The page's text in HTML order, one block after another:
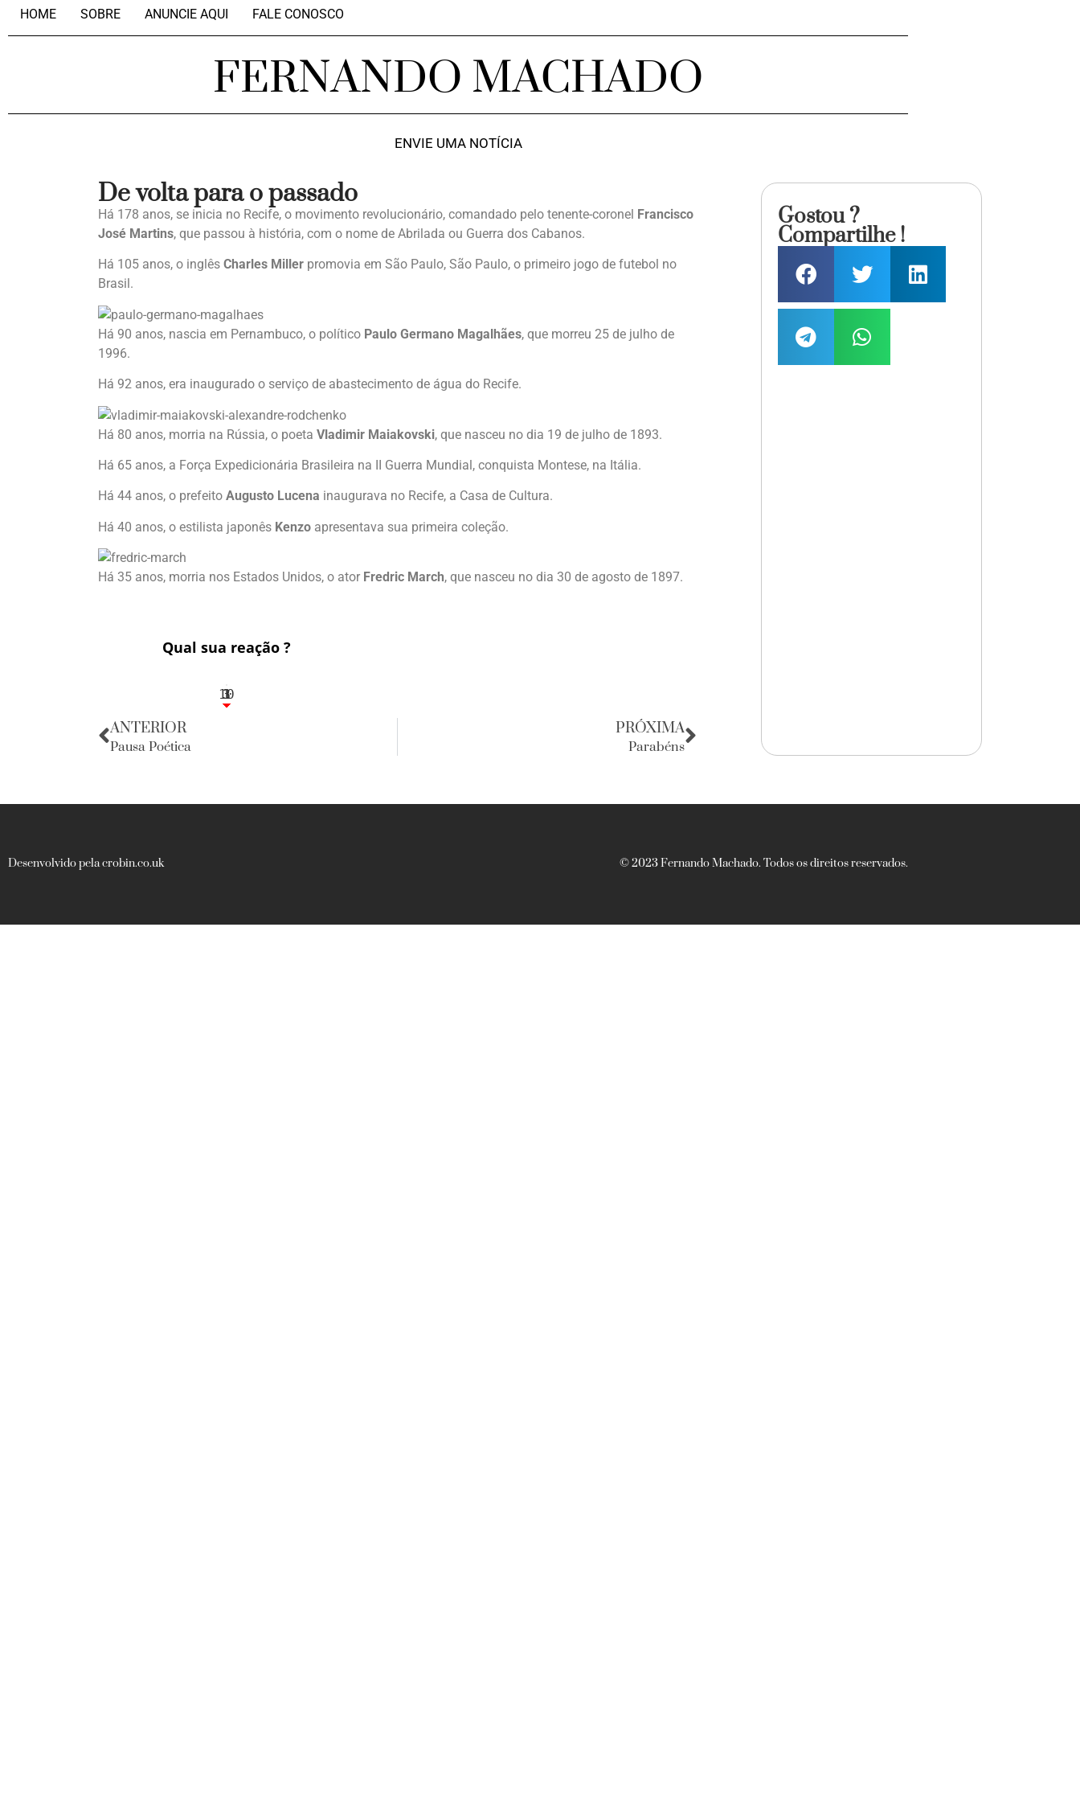
HOME SOBRE ANUNCIE AQUI FALE CONOSCO
FERNANDO MACHADO
ENVIE UMA NOTÍCIA
De volta para o passado
Há 178 anos, se inicia no Recife, o movimento revolucionário, comandado pelo tenente-coronel Francisco
José Martins, que passou à história, com o nome de Abrilada ou Guerra dos Cabanos.
Há 105 anos, o inglês Charles Miller promovia em São Paulo, São Paulo, o primeiro jogo de futebol no
Brasil.
Há 90 anos, nascia em Pernambuco, o político Paulo Germano Magalhães, que morreu 25 de julho de
1996.
Há 92 anos, era inaugurado o serviço de abastecimento de água do Recife.
Há 80 anos, morria na Rússia, o poeta Vladimir Maiakovski, que nasceu no dia 19 de julho de 1893.
Há 65 anos, a Força Expedicionária Brasileira na II Guerra Mundial, conquista Montese, na Itália.
Há 44 anos, o prefeito Augusto Lucena inaugurava no Recife, a Casa de Cultura.
Há 40 anos, o estilista japonês Kenzo apresentava sua primeira coleção.
Há 35 anos, morria nos Estados Unidos, o ator Fredric March, que nasceu no dia 30 de agosto de 1897.
Qual sua reação ?
3
1
1
3
10
ANTERIOR
Pausa Poética
PRÓXIMA
Parabéns
Gostou ?
Compartilhe !
Desenvolvido pela crobin.co.uk © 2023 Fernando Machado. Todos os direitos reservados.